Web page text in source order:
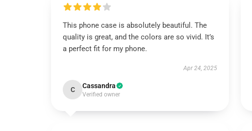
This phone case is absolutely beautiful. The
quality is great, and the colors are so vivid. It’s
a perfect fit for my phone.
Apr 24, 2025
C Cassandra
Verified owner